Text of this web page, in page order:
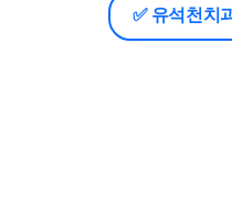
✅ 유석천치